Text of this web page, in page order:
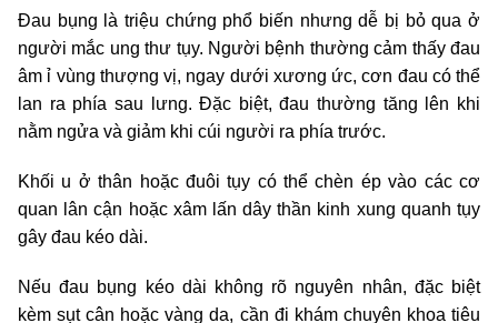
Đau bụng là triệu chứng phổ biến nhưng dễ bị bỏ qua ở
người mắc ung thư tụy. Người bệnh thường cảm thấy đau
âm ỉ vùng thượng vị, ngay dưới xương ức, cơn đau có thể
lan ra phía sau lưng. Đặc biệt, đau thường tăng lên khi
nằm ngửa và giảm khi cúi người ra phía trước.
Khối u ở thân hoặc đuôi tụy có thể chèn ép vào các cơ
quan lân cận hoặc xâm lấn dây thần kinh xung quanh tụy
gây đau kéo dài.
Nếu đau bụng kéo dài không rõ nguyên nhân, đặc biệt
kèm sụt cân hoặc vàng da, cần đi khám chuyên khoa tiêu